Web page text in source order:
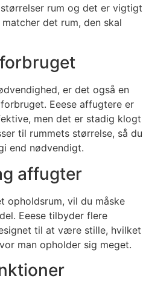
rum og det er vigtigt
det rum, den skal
er det også en
Eeese affugtere er
men det er stadig klogt
til rummets størrelse, så du
end nødvendigt.
affugter
opholdsrum, vil du måske
Eeese tilbyder flere
til at være stille, hvilket
man opholder sig meget.